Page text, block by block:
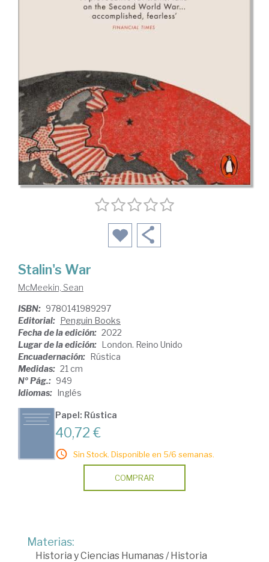
Stalin's War
McMeekin, Sean
ISBN: 9780141989297
Editorial: Penguin Books
Fecha de la edición: 2022
Lugar de la edición: London. Reino Unido
Encuadernación: Rústica
Medidas: 21 cm
Nº Pág.: 949
Idiomas: Inglés
Papel: Rústica
40,72 €
Sin Stock. Disponible en 5/6 semanas.
COMPRAR
Materias:
Historia y Ciencias Humanas /Historia